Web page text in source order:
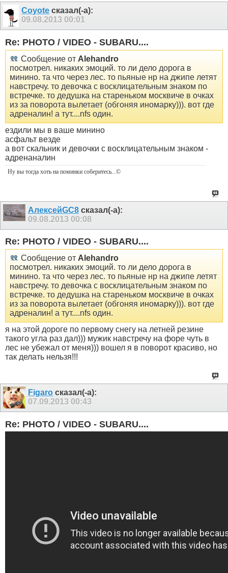
Coyote сказал(-а):
09.08.2013 00:01
Re: PHOTO / VIDEO - SUBARU....
Сообщение от Alehandro
посмотрел. никаких эмоций. то ли дело дорога в
минино. та что через лес. то пьяные нр на джипе летят
навстречу. то девочка с восклицательным знаком по
встречке. то дедушка на стареньком москвиче в очках
из за поворота вылетает (обгоняя иномарку))). вот где
адреналин! а тут....nfs один.
ездили мы в ваше минино
асфальт везде
а вот скальник и девочки с восклицательным знаком -
адренаналин
Ну вы тогда хоть на поминки соберитесь ...©
АлексейGC8 сказал(-а):
09.08.2013 00:08
Re: PHOTO / VIDEO - SUBARU....
Сообщение от Alehandro
посмотрел. никаких эмоций. то ли дело дорога в
минино. та что через лес. то пьяные нр на джипе летят
навстречу. то девочка с восклицательным знаком по
встречке. то дедушка на стареньком москвиче в очках
из за поворота вылетает (обгоняя иномарку))). вот где
адреналин! а тут....nfs один.
я на этой дороге по первому снегу на летней резине
такого угла раз дал))) мужик навстречу на форе чуть в
лес не убежал от меня))) вошел я в поворот красиво, но
так делать нельзя!!!
Figaro сказал(-а):
07.09.2013 00:43
Re: PHOTO / VIDEO - SUBARU....